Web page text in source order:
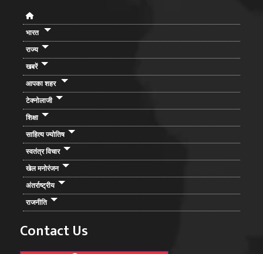
भारत
राज्य
खबरें
आपका शहर
टेक्नोलाजी
शिक्षा
साहित्य ज्योतिष
स्वतंत्र विचार
खेल मनोरंजन
अंतर्राष्ट्रीय
राजनीति
Contact Us